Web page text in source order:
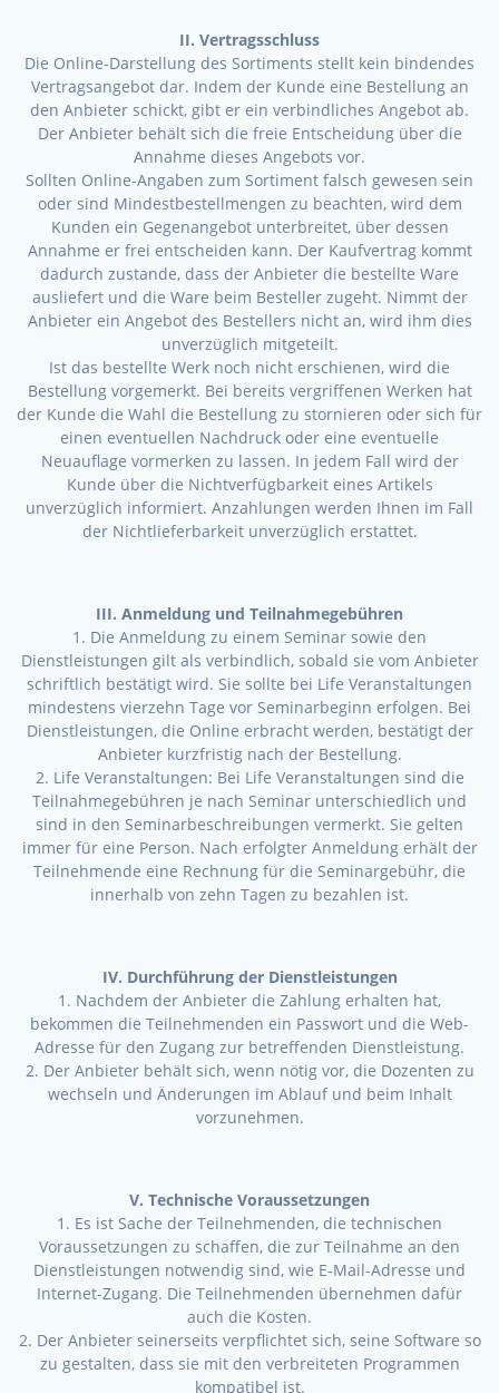
II. Vertragsschluss
Die Online-Darstellung des Sortiments stellt kein bindendes
Vertragsangebot dar. Indem der Kunde eine Bestellung an
den Anbieter schickt, gibt er ein verbindliches Angebot ab.
Der Anbieter behält sich die freie Entscheidung über die
Annahme dieses Angebots vor.
Sollten Online-Angaben zum Sortiment falsch gewesen sein
oder sind Mindestbestellmengen zu beachten, wird dem
Kunden ein Gegenangebot unterbreitet, über dessen
Annahme er frei entscheiden kann. Der Kaufvertrag kommt
dadurch zustande, dass der Anbieter die bestellte Ware
ausliefert und die Ware beim Besteller zugeht. Nimmt der
Anbieter ein Angebot des Bestellers nicht an, wird ihm dies
unverzüglich mitgeteilt.
Ist das bestellte Werk noch nicht erschienen, wird die
Bestellung vorgemerkt. Bei bereits vergriffenen Werken hat
der Kunde die Wahl die Bestellung zu stornieren oder sich für
einen eventuellen Nachdruck oder eine eventuelle
Neuauflage vormerken zu lassen. In jedem Fall wird der
Kunde über die Nichtverfügbarkeit eines Artikels
unverzüglich informiert. Anzahlungen werden Ihnen im Fall
der Nichtlieferbarkeit unverzüglich erstattet.
III. Anmeldung und Teilnahmegebühren
1. Die Anmeldung zu einem Seminar sowie den
Dienstleistungen gilt als verbindlich, sobald sie vom Anbieter
schriftlich bestätigt wird. Sie sollte bei Life Veranstaltungen
mindestens vierzehn Tage vor Seminarbeginn erfolgen. Bei
Dienstleistungen, die Online erbracht werden, bestätigt der
Anbieter kurzfristig nach der Bestellung.
2. Life Veranstaltungen: Bei Life Veranstaltungen sind die
Teilnahmegebühren je nach Seminar unterschiedlich und
sind in den Seminarbeschreibungen vermerkt. Sie gelten
immer für eine Person. Nach erfolgter Anmeldung erhält der
Teilnehmende eine Rechnung für die Seminargebühr, die
innerhalb von zehn Tagen zu bezahlen ist.
IV. Durchführung der Dienstleistungen
1. Nachdem der Anbieter die Zahlung erhalten hat,
bekommen die Teilnehmenden ein Passwort und die Web-
Adresse für den Zugang zur betreffenden Dienstleistung.
2. Der Anbieter behält sich, wenn nötig vor, die Dozenten zu
wechseln und Änderungen im Ablauf und beim Inhalt
vorzunehmen.
V. Technische Voraussetzungen
1. Es ist Sache der Teilnehmenden, die technischen
Voraussetzungen zu schaffen, die zur Teilnahme an den
Dienstleistungen notwendig sind, wie E-Mail-Adresse und
Internet-Zugang. Die Teilnehmenden übernehmen dafür
auch die Kosten.
2. Der Anbieter seinerseits verpflichtet sich, seine Software so
zu gestalten, dass sie mit den verbreiteten Programmen
kompatibel ist.